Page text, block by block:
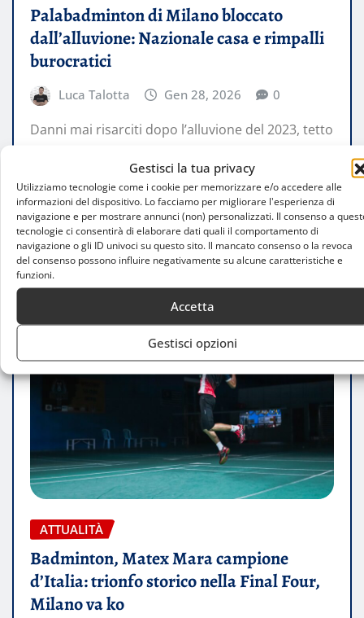
Gestisci la tua privacy
Utilizziamo tecnologie come i cookie per memorizzare e/o accedere alle
informazioni del dispositivo. Lo facciamo per migliorare l'esperienza di
navigazione e per mostrare annunci (non) personalizzati. Il consenso a
tecnologie ci consentirà di elaborare dati quali il comportamento di
navigazione o gli ID univoci su questo sito. Il mancato consenso o la revoca
del consenso possono influire negativamente su alcune caratteristiche e
funzioni.
Accetta
Gestisci opzioni
Palabadminton di Milano bloccato
dall’alluvione: Nazionale casa e rimpalli
burocratici
Luca Talotta Gen 28, 2026 0
Danni mai risarciti dopo l’alluvione del 2023, tetto
federale del badminton italiano resta…
LEGGI TUTTO
ATTUALITÀ
Badminton, Matex Mara campione
d’Italia: trionfo storico nella Final Four,
Milano va ko